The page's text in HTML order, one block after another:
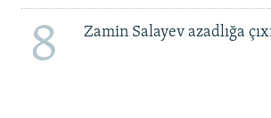
8 Zamin Salayev azadlığa